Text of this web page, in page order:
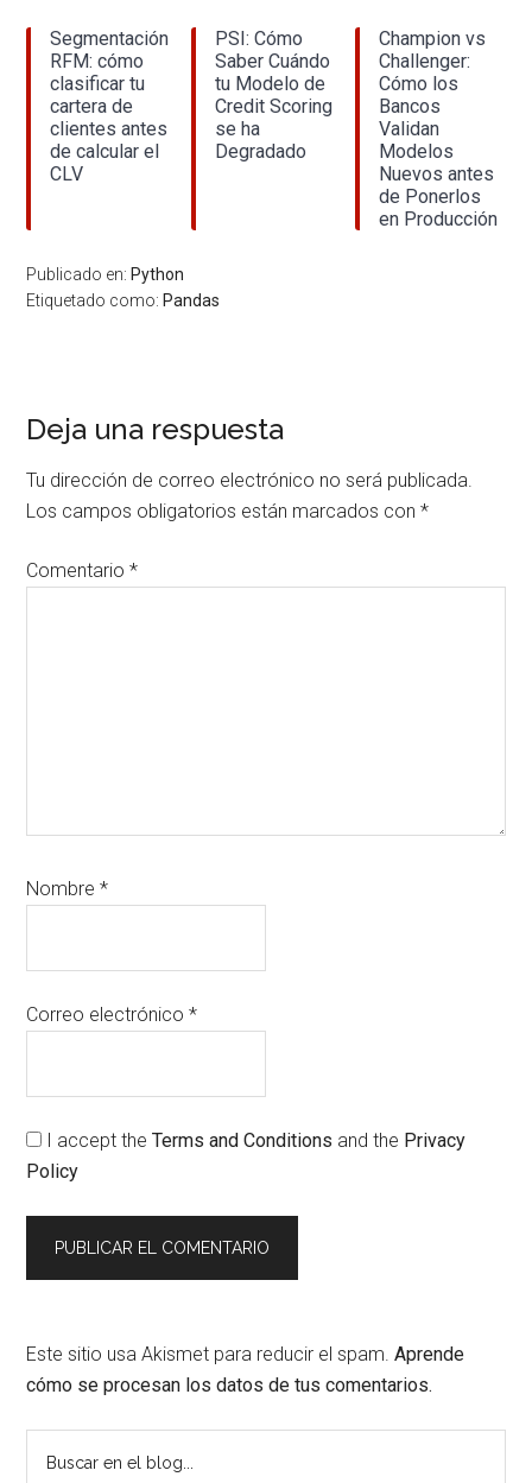
Segmentación
RFM: cómo
clasificar tu
cartera de
clientes antes
de calcular el
CLV
PSI: Cómo
Saber Cuándo
tu Modelo de
Credit Scoring
se ha
Degradado
Champion vs
Challenger:
Cómo los
Bancos
Validan
Modelos
Nuevos antes
de Ponerlos
en Producción
Publicado en: Python
Etiquetado como: Pandas
Interacciones
con
los
lectores
Deja una respuesta
Tu dirección de correo electrónico no será publicada.
Los campos obligatorios están marcados con*
Comentario*
Nombre*
Correo electrónico*
I accept theTerms and Conditions and the Privacy
Policy
Este sitio usa Akismet para reducir el spam.Aprende
cómo se procesan los datos de tus comentarios.
Barra